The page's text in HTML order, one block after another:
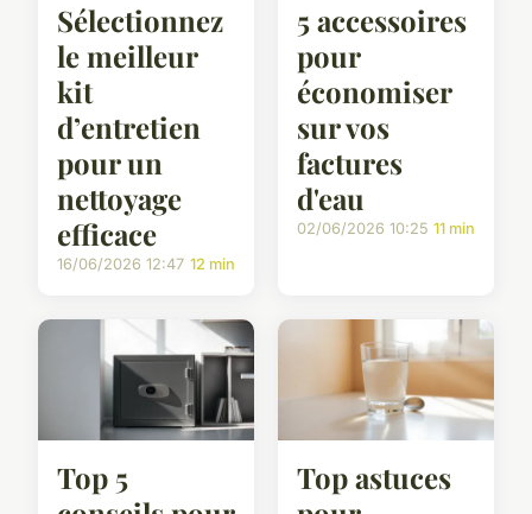
Sélectionnez
le meilleur
kit
d’entretien
pour un
nettoyage
efficace
16/06/2026 12:47 12 min
5 accessoires
pour
économiser
sur vos
factures
d'eau
02/06/2026 10:25 11 min
Top 5
Top astuces